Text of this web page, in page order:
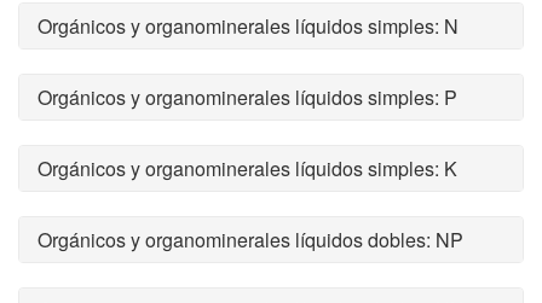
Orgánicos y organominerales líquidos simples: N
Orgánicos y organominerales líquidos simples: P
Orgánicos y organominerales líquidos simples: K
Orgánicos y organominerales líquidos dobles: NP